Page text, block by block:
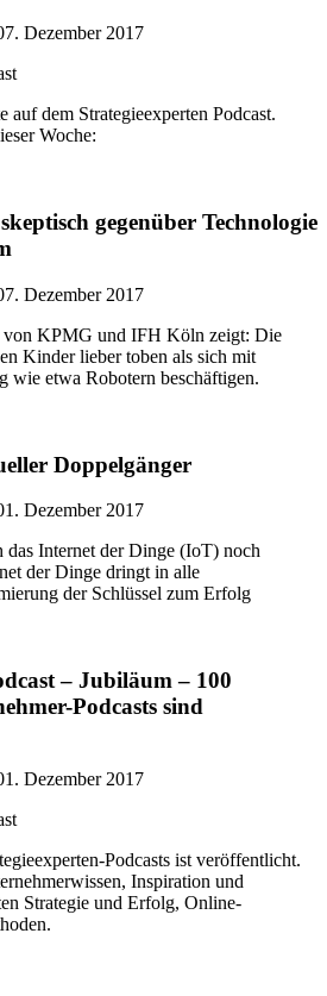
Dezember 2017
auf dem Strategieexperten Podcast.
Woche:
gegenüber Technologie
Dezember 2017
von KPMG und IFH Köln zeigt: Die
Kinder lieber toben als sich mit
wie etwa Robotern beschäftigen.
Doppelgänger
Dezember 2017
Internet der Dinge (IoT) noch
der Dinge dringt in alle
der Schlüssel zum Erfolg
– Jubiläum – 100
Podcasts sind
Dezember 2017
Podcasts ist veröffentlicht.
Inspiration und
Strategie und Erfolg, Online-